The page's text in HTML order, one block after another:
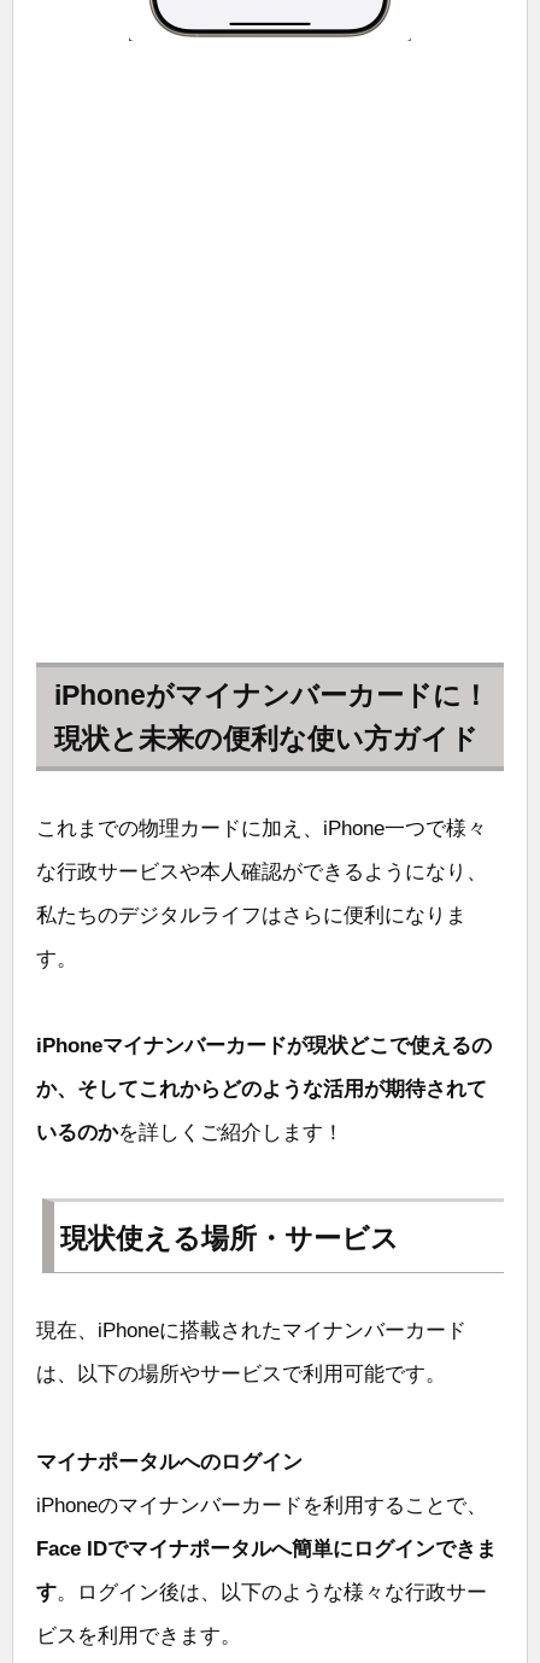
iPhoneがマイナンバーカードに！
現状と未来の便利な使い方ガイド
これまでの物理カードに加え、iPhone一つで様々
な行政サービスや本人確認ができるようになり、
私たちのデジタルライフはさらに便利になりま
す。
iPhoneマイナンバーカードが現状どこで使えるの
か、そしてこれからどのような活用が期待されて
いるのかを詳しくご紹介します！
現状使える場所・サービス
現在、iPhoneに搭載されたマイナンバーカード
は、以下の場所やサービスで利用可能です。
マイナポータルへのログイン
iPhoneのマイナンバーカードを利用することで、
Face IDでマイナポータルへ簡単にログインできま
す。ログイン後は、以下のような様々な行政サー
ビスを利用できます。